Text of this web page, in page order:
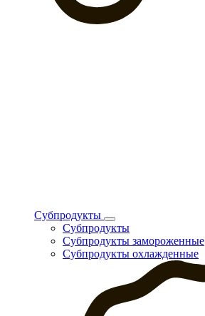
Субпродукты
Субпродукты
Субпродукты замороженные
Субпродукты охлажденные